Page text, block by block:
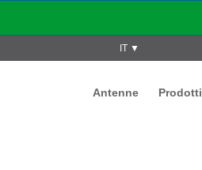
IT ▼
Antenne Prodotti